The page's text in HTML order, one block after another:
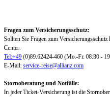
Fragen zum Versicherungsschutz:
Sollten Sie Fragen zum
Center:
Tel:+49 (0)89.62424-460 (Mo.-Fr. 08:30 -
E-Mail: service-reise@allianz.com
Stornoberatung und Notfälle:
In jeder Ticket-Versicherung ist die